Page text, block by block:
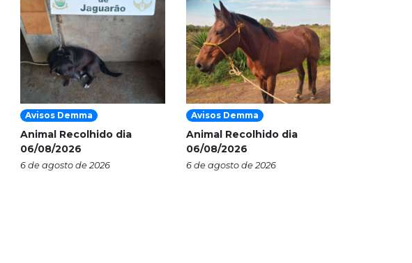
Avisos Demma
Animal Recolhido dia
06/08/2026
6 de agosto de 2026
Avisos Demma
Animal Recolhido dia
06/08/2026
6 de agosto de 2026